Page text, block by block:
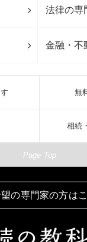
法律の専
金融・不
無
相続
Page Top
の専門家の方は